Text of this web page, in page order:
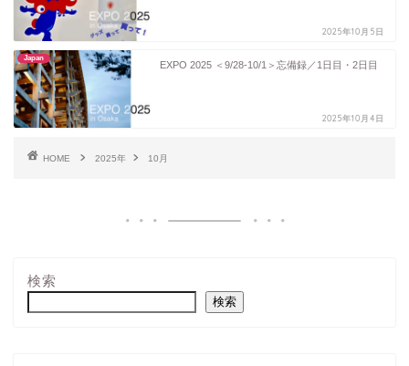
2025年10月5日
Japan
EXPO 2025 ＜9/28-10/1＞忘備録／1日目・2日目
2025年10月4日
HOME 2025年 10月
検索
検索